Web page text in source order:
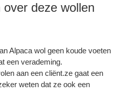
deze wollen
Alpaca wol geen koude voeten
een verademing.
aan een cliënt.ze gaat een
weten dat ze ook een